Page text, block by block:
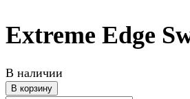
Extreme Edge
В наличии
В корзину